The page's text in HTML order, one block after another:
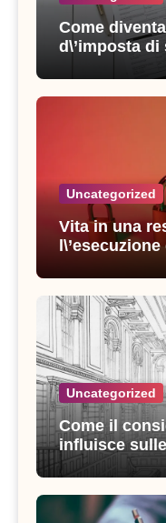
Come
d\’imposta
strategie
Uncategorized
Vita in una
Uncategorized
Come il
influisce
giustizia